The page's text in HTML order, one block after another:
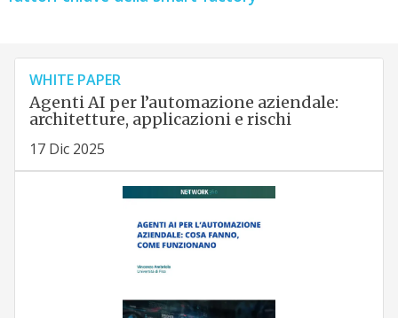
WHITE PAPER
Agenti AI per l’automazione aziendale:
architetture, applicazioni e rischi
17 Dic 2025